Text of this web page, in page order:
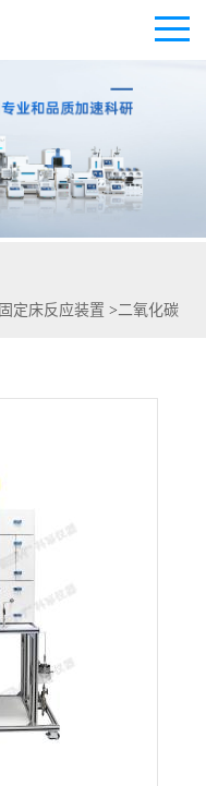
固定床反应装置 >二氧化碳